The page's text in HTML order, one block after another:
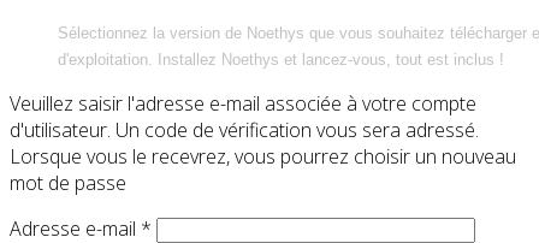
Sélectionnez la version de Noethys que vous souhaitez télécharger
d'exploitation. Installez Noethys et lancez-vous, tout est inclus !
Veuillez saisir l'adresse e-mail associée à votre compte
d'utilisateur. Un code de vérification vous sera adressé.
Lorsque vous le recevrez, vous pourrez choisir un nouveau
mot de passe
Adresse e-mail *